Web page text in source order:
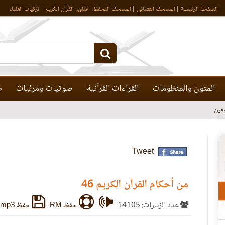
الصفحة الرئيسـة المصحف العثماني المصحف المحفظ فتاوى القرآن الكريم تزكيات العلماء
المتون والمنظومات القراءات القرآنية صوتيات ومرئيات
Tweet
من أحكام القرآن الكريم 46
عدد الزيارات: 14105 حفظ RM حفظ mp3